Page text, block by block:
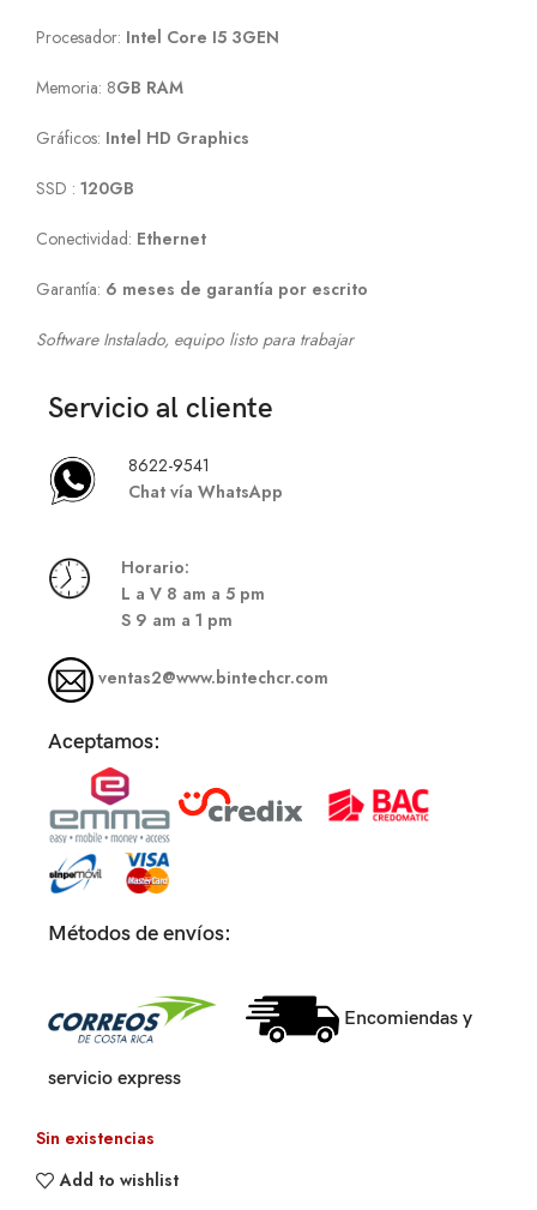
Procesador: Intel Core I5 3GEN
Memoria: 8GB RAM
Gráficos: Intel HD Graphics
SSD : 120GB
Conectividad: Ethernet
Garantía: 6 meses de garantía por escrito
Software Instalado, equipo listo para trabajar
Servicio al cliente
8622-9541
Chat vía WhatsApp
Horario:
L a V 8 am a 5 pm
S 9 am a 1 pm
ventas2@www.bintechcr.com
Aceptamos:
Métodos de envíos:
Encomiendas y
servicio express
Sin existencias
Add to wishlist